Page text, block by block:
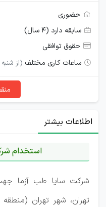
حضوری
سابقه دارد (۴ سال)
حقوق توافقی
ساعات کاری مختلف (از
اطلاعات بیشتر
استخدام
شرکت سایا طب آزما